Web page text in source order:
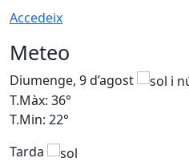
Accedeix
Meteo
Diumenge, 9 d’agost
T.Màx: 36°
T.Min: 22°
Tarda